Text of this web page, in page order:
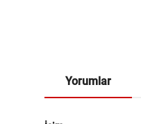
Yorumlar